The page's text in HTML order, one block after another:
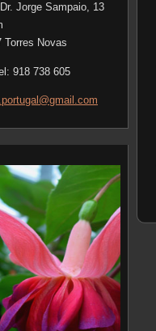
Jorge Sampaio, 13
Torres Novas
918 738 605
.portuga l@gmail. com